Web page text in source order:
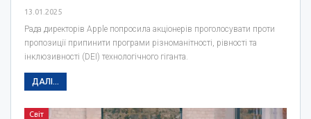
13.01.2025
Рада директорів Apple попросила акціонерів проголосувати проти
пропозиції припинити програми різноманітності, рівності та
інклюзивності (DEI) технологічного гіганта.
ДАЛІ...
Світ